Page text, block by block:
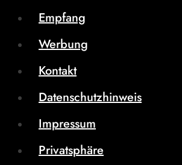
Empfang
Werbung
Kontakt
Datenschutzhinweis
Impressum
Privatsphäre